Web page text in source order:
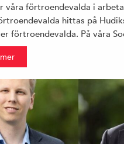
våra förtroendevalda i
hittas på
förtroendevalda. På våra